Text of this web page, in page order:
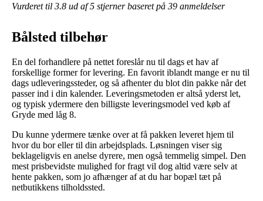
Vurderet til 3.8 ud af 5 stjerner baseret på 39 anmeldelser
Bålsted tilbehør
En del forhandlere på nettet foreslår nu til dags et hav af
forskellige former for levering. En favorit iblandt mange er nu til
dags udleveringssteder, og så afhenter du blot din pakke når det
passer ind i din kalender. Leveringsmetoden er altså yderst let,
og typisk ydermere den billigste leveringsmodel ved køb af
Gryde med låg 8.
Du kunne ydermere tænke over at få pakken leveret hjem til
hvor du bor eller til din arbejdsplads. Løsningen viser sig
beklageligvis en anelse dyrere, men også temmelig simpel. Den
mest prisbevidste mulighed for fragt vil dog altid være selv at
hente pakken, som jo afhænger af at du har bopæl tæt på
netbutikkens tilholdssted.